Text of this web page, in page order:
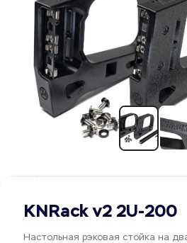
KNRack v2 2U-200
Настольная рэковая стойка на